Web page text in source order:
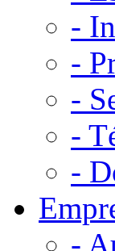
-
-
-
-
-